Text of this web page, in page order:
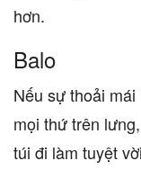
hơn.
Balo
Nếu sự thoải
mọi thứ trên
túi đi làm tuyệt